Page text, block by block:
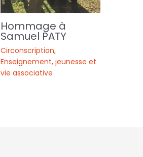
Hommage à
Samuel PATY
Circonscription,
Enseignement, jeunesse et
vie associative